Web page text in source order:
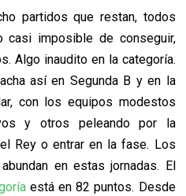
partidos que restan, todos
casi imposible de conseguir,
Algo inaudito en la categoría.
así en Segunda B y en la
con los equipos modestos
y otros peleando por la
Rey o entrar en la fase. Los
en estas jornadas. El
está en 82 puntos. Desde